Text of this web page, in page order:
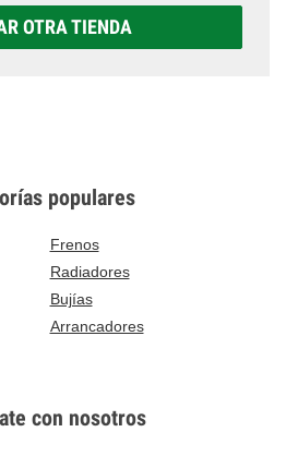
OTRA TIENDA
populares
Frenos
Radiadores
Bujías
Arrancadores
con nosotros